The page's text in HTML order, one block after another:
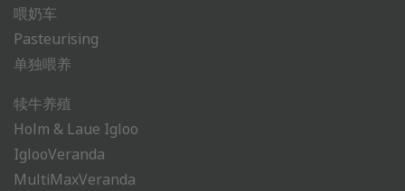
喂奶车
Pasteurising
单独喂养
犊牛养殖
Holm & Laue Igloo
IglooVeranda
MultiMaxVeranda